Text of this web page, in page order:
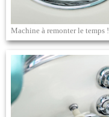
Machine à remonter le temps !